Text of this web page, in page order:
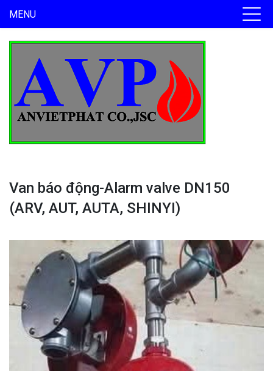
MENU
Van báo động-Alarm valve DN150
(ARV, AUT, AUTA, SHINYI)